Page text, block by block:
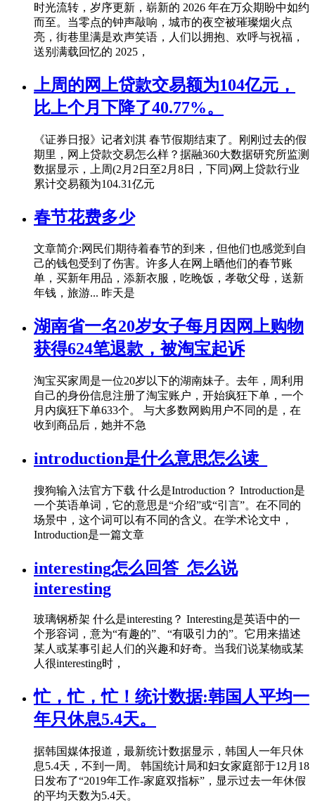
时光流转，岁序更新，崭新的 2026 年在万众期盼中如约
而至。当零点的钟声敲响，城市的夜空被璀璨烟火点
亮，街巷里满是欢声笑语，人们以拥抱、欢呼与祝福，
送别满载回忆的 2025，
上周的网上贷款交易额为104亿元，
比上个月下降了40.77%。
《证券日报》记者刘淇 春节假期结束了。刚刚过去的假
期里，网上贷款交易怎么样？据融360大数据研究所监测
数据显示，上周(2月2日至2月8日，下同)网上贷款行业
累计交易额为104.31亿元
春节花费多少
文章简介:网民们期待着春节的到来，但他们也感觉到自
己的钱包受到了伤害。许多人在网上晒他们的春节账
单，买新年用品，添新衣服，吃晚饭，孝敬父母，送新
年钱，旅游... 昨天是
湖南省一名20岁女子每月因网上购物
获得624笔退款，被淘宝起诉
淘宝买家周是一位20岁以下的湖南妹子。去年，周利用
自己的身份信息注册了淘宝账户，开始疯狂下单，一个
月内疯狂下单633个。 与大多数网购用户不同的是，在
收到商品后，她并不急
introduction是什么意思怎么读_
搜狗输入法官方下载 什么是Introduction？ Introduction是
一个英语单词，它的意思是“介绍”或“引言”。在不同的
场景中，这个词可以有不同的含义。在学术论文中，
Introduction是一篇文章
interesting怎么回答_怎么说
interesting
玻璃钢桥架 什么是interesting？ Interesting是英语中的一
个形容词，意为“有趣的”、“有吸引力的”。它用来描述
某人或某事引起人们的兴趣和好奇。当我们说某物或某
人很interesting时，
忙，忙，忙！统计数据:韩国人平均一
年只休息5.4天。
据韩国媒体报道，最新统计数据显示，韩国人一年只休
息5.4天，不到一周。 韩国统计局和妇女家庭部于12月18
日发布了“2019年工作-家庭双指标”，显示过去一年休假
的平均天数为5.4天。